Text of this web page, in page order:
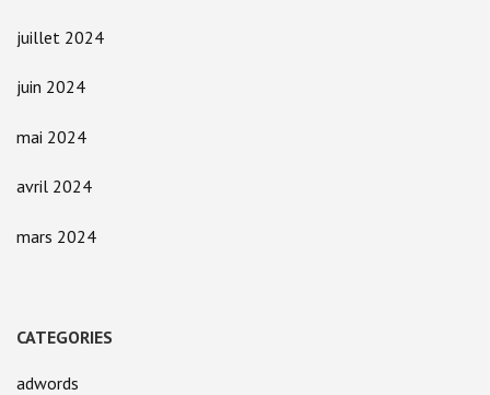
juillet 2024
juin 2024
mai 2024
avril 2024
mars 2024
CATEGORIES
adwords